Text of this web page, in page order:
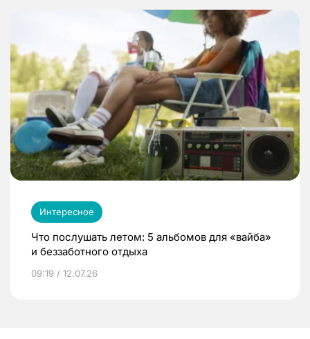
Интересное
Что послушать летом: 5 альбомов для «вайба»
и беззаботного отдыха
09:19 / 12.07.26